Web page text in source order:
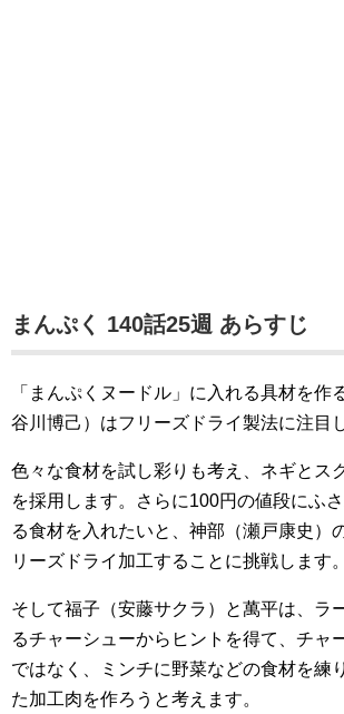
まんぷく 140話25週 あらすじ
「まんぷくヌードル」に入れる具材を作
谷川博己）はフリーズドライ製法に注目
色々な食材を試し彩りも考え、ネギとス
を採用します。さらに100円の値段にふ
る食材を入れたいと、神部（瀬戸康史）
リーズドライ加工することに挑戦します。
そして福子（安藤サクラ）と萬平は、ラ
るチャーシューからヒントを得て、チャ
ではなく、ミンチに野菜などの食材を練
た加工肉を作ろうと考えます。